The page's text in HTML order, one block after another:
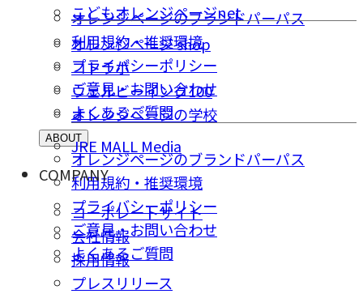
こどもオレンジページnet
オレンジページ shop
コトラボ
ウェルビーイング100
オレンジページの学校
JRE MALL Media
オレンジページのブランドパーパス
利用規約・推奨環境
プライバシーポリシー
ご意⾒・お問い合わせ
よくあるご質問
ABOUT
オレンジページのブランドパーパス
利用規約・推奨環境
プライバシーポリシー
ご意⾒・お問い合わせ
よくあるご質問
COMPANY
コーポレートサイト
会社情報
採⽤情報
プレスリリース